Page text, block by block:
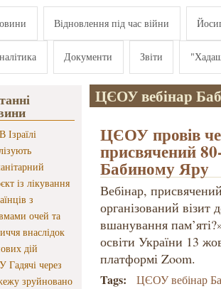
Відновлення під час війни
Документи Звіти
В Ізраїлі
із лікування
з
очей та
внаслідок
дій
У Гадячі через
зруйновано
ЦЄОУ вебінар
ЦЄОУ провів
присвячений
Бабиному Яру
Вебінар,
організований візит
вшанування
освіти України 13
платформі Zoom.
Tags: ЦЄОУ вебінар